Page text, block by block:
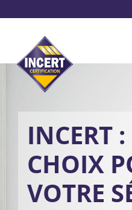
au
principal
INCERT
CHOIX
VOTRE